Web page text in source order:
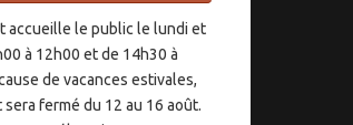
accueille le public le lundi et
à 12h00 et de 14h30 à
de vacances estivales,
fermé du 12 au 16 août.